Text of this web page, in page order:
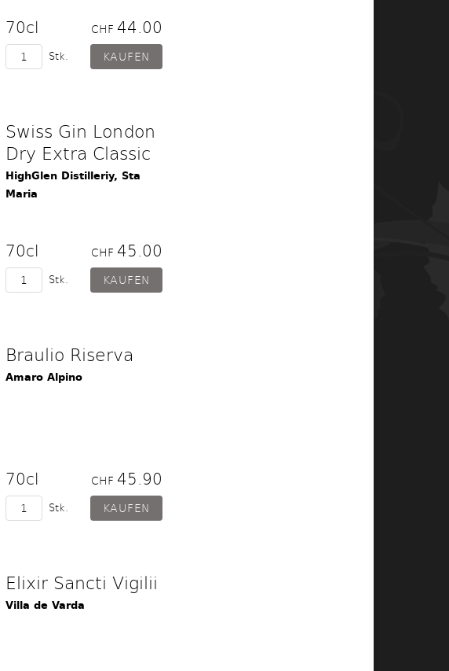
70cl CHF 44.00
Stk.
Swiss Gin London
Dry Extra Classic
HighGlen Distilleriy, Sta
Maria
70cl CHF 45.00
Stk.
Braulio Riserva
Amaro Alpino
70cl CHF 45.90
Stk.
Elixir Sancti Vigilii
Villa de Varda